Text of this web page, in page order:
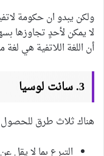
ولكن يبدو ان حكومة
لا يمكن لأحدٍ تجاوزها
أن اللغة اللاتفية هي
3. سانت لوسيا
هناك ثلاث طرق